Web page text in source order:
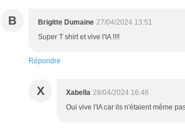
B Brigitte Dumaine 27/04/2024 13:51
Super T shirt et vive l'IA !!!!
Répondre
X Xabella 28/04/2024 16:46
Oui vive l'IA car ils n'étaient même